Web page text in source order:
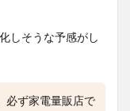
しそうな予感がし
必ず家電量販店で